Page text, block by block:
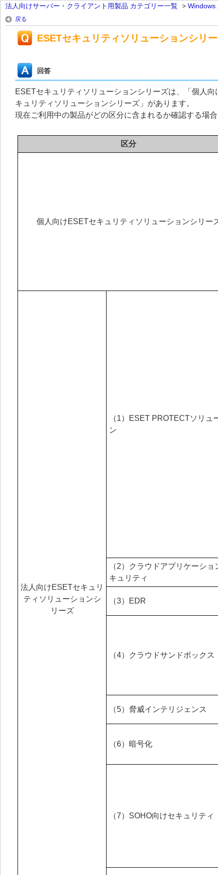
法人向けサーバー・クライアント用製品 カテゴリー一覧 > Windows
戻る
ESETセキュリティソリューションシリ
回答
ESETセキュリティソリューションシリーズは、「個人
キュリティソリューションシリーズ」があります。
現在ご利用中の製品がどの区分に含まれるか確認する場
区分
個人向けESETセキュリティソリューションシリー
法人向けESETセキュリ
ティソリューションシ
リーズ
（1）ESET PROTECTソリュ
ン
（2）クラウドアプリケーショ
キュリティ
（3）EDR
（4）クラウドサンドボックス
（5）脅威インテリジェンス
（6）暗号化
（7）SOHO向けセキュリティ